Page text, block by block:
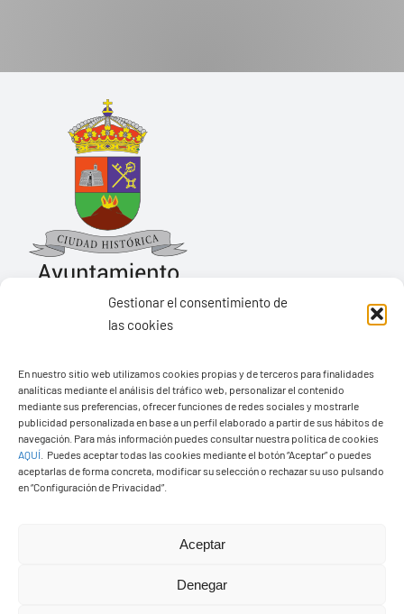
Gestionar el consentimiento de
las cookies
En nuestro sitio web utilizamos cookies propias y de terceros para finalidades
analíticas mediante el análisis del tráfico web, personalizar el contenido
mediante sus preferencias, ofrecer funciones de redes sociales y mostrarle
publicidad personalizada en base a un perfil elaborado a partir de sus hábitos de
navegación. Para más información puedes consultar nuestra política de cookies
AQUÍ
Puedes aceptar todas las cookies mediante el botón “Aceptar” o puedes
aceptarlas de forma concreta, modificar su selección o rechazar su uso pulsando
en “Configuración de Privacidad”.
Aceptar
Denegar
Pza. de Los Remedios, 1
35570 – Yaiza
Tel:928 83 62 20
© Copyright2026 Ayuntamiento de Yaiza - Todos los